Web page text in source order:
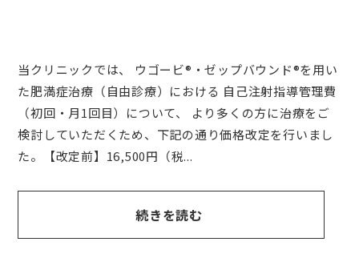
当クリニックでは、 ウゴービ®・ゼップバウンド®を用い
た肥満症治療（自由診療）における 自己注射指導管理費
（初回・月1回目）について、 より多くの方に治療をご
検討していただくため、下記の通り価格改定を行いまし
た。【改定前】16,500円（税...
続きを読む